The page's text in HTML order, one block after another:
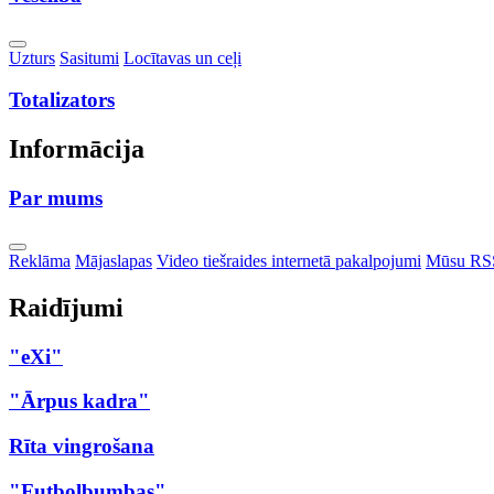
Toggle
Dropdown
Uzturs Sasitumi Locītavas un ceļi
Totalizators
Informācija
Par mums
Toggle
Dropdown
Reklāma Mājaslapas Video tiešraides internetā pakalpojumi Mūsu
Raidījumi
"eXi"
"Ārpus kadra"
Rīta vingrošana